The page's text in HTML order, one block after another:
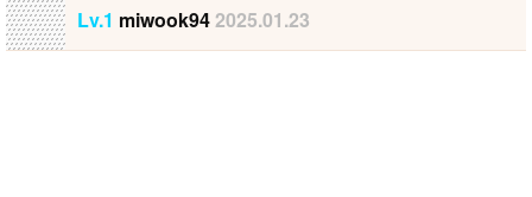
Lv.1 miwook942025.01.23